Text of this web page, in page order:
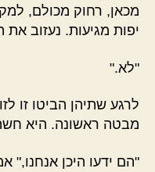
מכאן, רחוק מכולם,
יפות מגיעות. נעזוב
"לא."
לרגע שתיהן הביטו זו
מבטה ראשונה. היא
"הם ידעו היכן